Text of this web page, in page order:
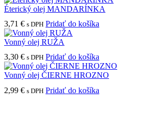
Éterický olej MANDARÍNKA
3,71 € s DPH Pridať do košíka
Vonný olej RUŽA
3,30 € s DPH Pridať do košíka
Vonný olej ČIERNE HROZNO
2,99 € s DPH Pridať do košíka